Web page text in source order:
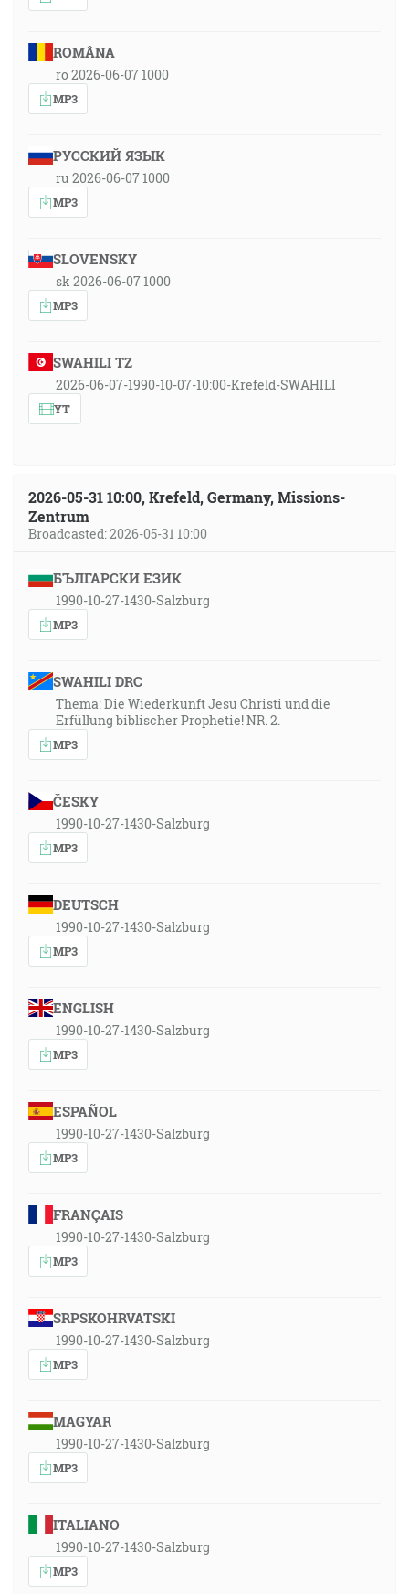
ROMÂNA
ro 2026-06-07 1000
MP3
РУССКИЙ ЯЗЫК
ru 2026-06-07 1000
MP3
SLOVENSKY
sk 2026-06-07 1000
MP3
SWAHILI TZ
2026-06-07-1990-10-07-10:00-Krefeld-SWAHILI
YT
2026-05-31 10:00, Krefeld, Germany, Missions-
Zentrum
Broadcasted: 2026-05-31 10:00
БЪЛГАРСКИ ЕЗИК
1990-10-27-1430-Salzburg
MP3
SWAHILI DRC
Thema: Die Wiederkunft Jesu Christi und die
Erfüllung biblischer Prophetie! NR. 2.
MP3
ČESKY
1990-10-27-1430-Salzburg
MP3
DEUTSCH
1990-10-27-1430-Salzburg
MP3
ENGLISH
1990-10-27-1430-Salzburg
MP3
ESPAÑOL
1990-10-27-1430-Salzburg
MP3
FRANÇAIS
1990-10-27-1430-Salzburg
MP3
SRPSKOHRVATSKI
1990-10-27-1430-Salzburg
MP3
MAGYAR
1990-10-27-1430-Salzburg
MP3
ITALIANO
1990-10-27-1430-Salzburg
MP3